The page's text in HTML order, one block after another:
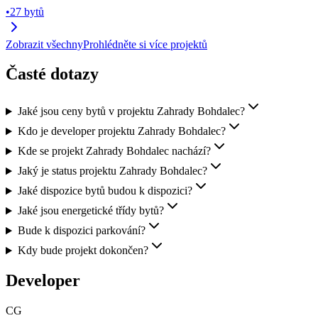
•27 bytů
Zobrazit všechnyProhlédněte si více projektů
Časté dotazy
Jaké jsou ceny bytů v projektu Zahrady Bohdalec?
Kdo je developer projektu Zahrady Bohdalec?
Kde se projekt Zahrady Bohdalec nachází?
Jaký je status projektu Zahrady Bohdalec?
Jaké dispozice bytů budou k dispozici?
Jaké jsou energetické třídy bytů?
Bude k dispozici parkování?
Kdy bude projekt dokončen?
Developer
CG